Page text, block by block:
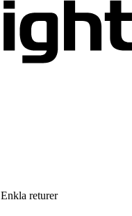
Enkla returer